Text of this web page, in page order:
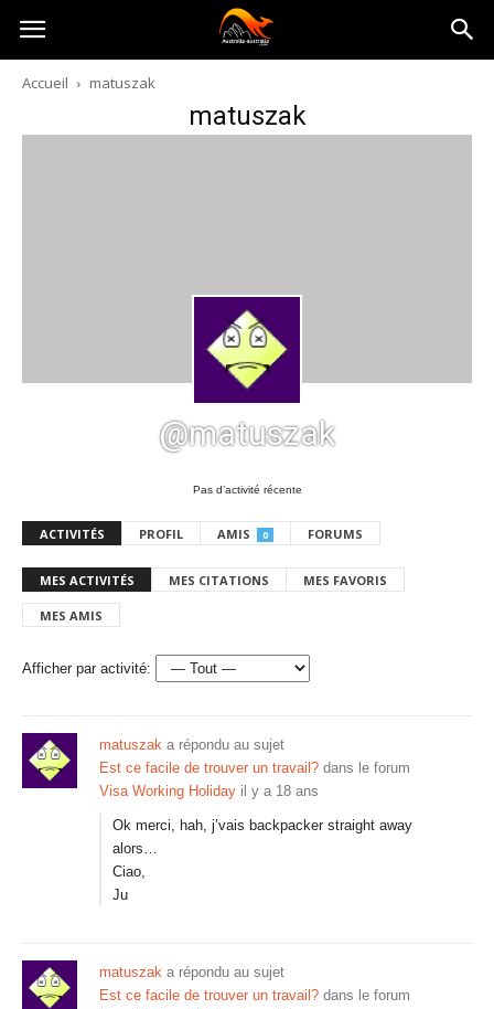
Australia-
australie.com
Accueil matuszak
matuszak
@matuszak
Pas d’activité récente
ACTIVITÉS PROFIL AMIS 0 FORUMS
MES ACTIVITÉS MES CITATIONS MES FAVORIS
MES AMIS
Afficher par activité:
matuszak a répondu au sujet
Est ce facile de trouver un travail? dans le forum
Visa Working Holiday il y a 18 ans
Ok merci, hah, j’vais backpacker straight away
alors…
Ciao,
Ju
matuszak a répondu au sujet
Est ce facile de trouver un travail? dans le forum